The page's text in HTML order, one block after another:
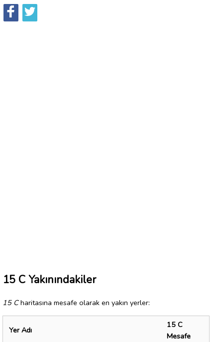
15 C Yakınındakiler
15 Charitasına mesafe olarak en yakın yerler:
Yer Adı
15 C
Mesafe